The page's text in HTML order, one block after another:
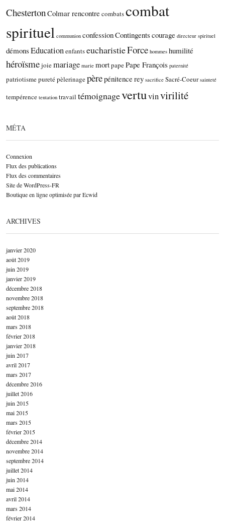
ChestertonColmar rencontrecombatscombat
spirituel communion confessionContingentscourage directeur spirituel
démonsEducationenfantseucharistieForce hommes humilité
héroïsmejoiemariage marie mortpapePape François paternité
patriotismepuretépèlerinagepèrepénitencerey sacrifice Sacré-Coeur sainteté
tempérence tentation travail témoignagevertuvinvirilité
MÉTA
Connexion
Flux des publications
Flux des commentaires
Site de WordPress-FR
Boutique en ligne optimisée par Ecwid
ARCHIVES
janvier 2020
août 2019
juin 2019
janvier 2019
décembre 2018
novembre 2018
septembre 2018
août 2018
mars 2018
février 2018
janvier 2018
juin 2017
avril 2017
mars 2017
décembre 2016
juillet 2016
juin 2015
mai 2015
mars 2015
février 2015
décembre 2014
novembre 2014
septembre 2014
juillet 2014
juin 2014
mai 2014
avril 2014
mars 2014
février 2014